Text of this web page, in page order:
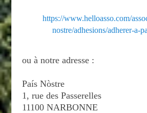
https://www.helloasso.com/
nostre/adhesions/adherer-a-
ou à notre adresse :
País Nòstre
1, rue des Passerelles
11100 NARBONNE